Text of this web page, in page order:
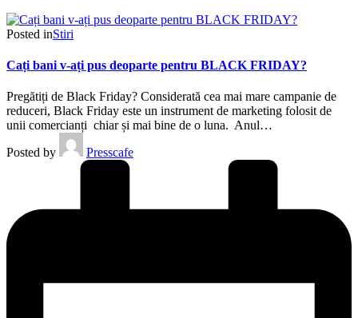
Posted inStiri
Cați bani v-ați pus deoparte pentru BLACK FRIDAY?
Pregătiți de Black Friday? Considerată cea mai mare campanie de
reduceri, Black Friday este un instrument de marketing folosit de
unii comercianți chiar și mai bine de o luna. Anul…
Posted by
Presscafe